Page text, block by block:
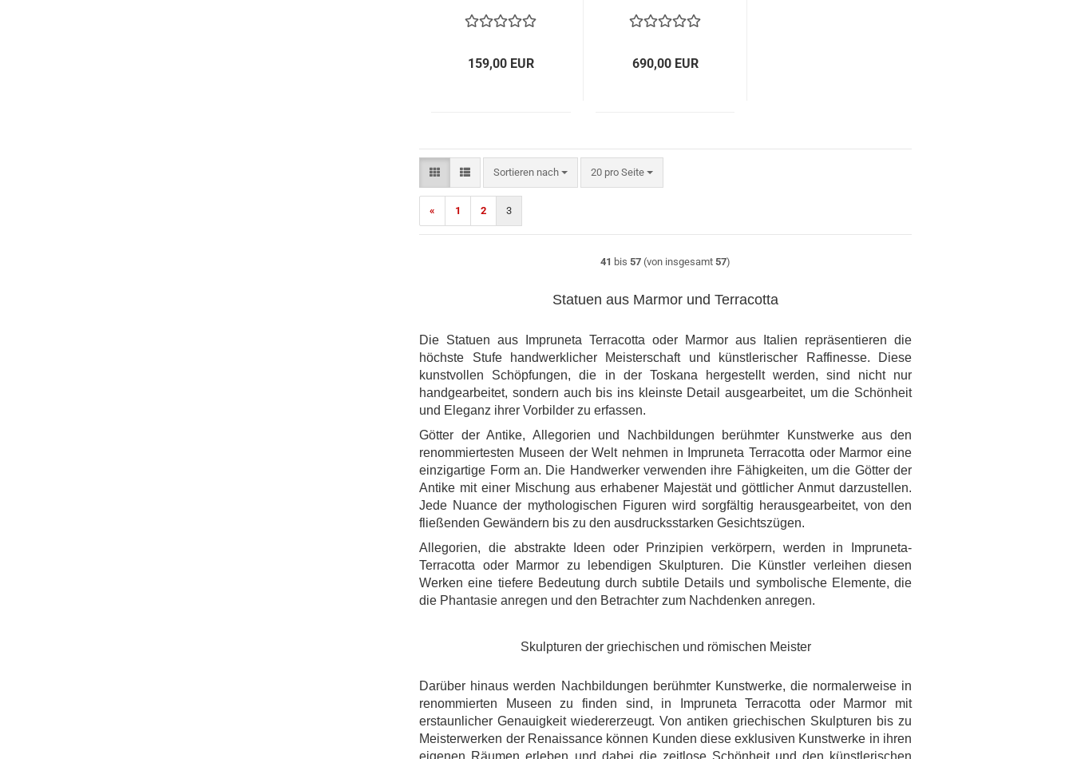
159,00 EUR 690,00 EUR
Sortieren nach
Sortieren nach 20 pro Seite
pro Seite
« 1 2 3
41 bis57 (von insgesamt57)
Statuen aus Marmor und Terracotta
Die Statuen aus Impruneta Terracotta oder Marmor aus Italien repräsentieren die
höchste Stufe handwerklicher Meisterschaft und künstlerischer Raffinesse. Diese
kunstvollen Schöpfungen, die in der Toskana hergestellt werden, sind nicht nur
handgearbeitet, sondern auch bis ins kleinste Detail ausgearbeitet, um die Schönheit
und Eleganz ihrer Vorbilder zu erfassen.
Götter der Antike, Allegorien und Nachbildungen berühmter Kunstwerke aus den
renommiertesten Museen der Welt nehmen in Impruneta Terracotta oder Marmor eine
einzigartige Form an. Die Handwerker verwenden ihre Fähigkeiten, um die Götter der
Antike mit einer Mischung aus erhabener Majestät und göttlicher Anmut darzustellen.
Jede Nuance der mythologischen Figuren wird sorgfältig herausgearbeitet, von den
fließenden Gewändern bis zu den ausdrucksstarken Gesichtszügen.
Allegorien, die abstrakte Ideen oder Prinzipien verkörpern, werden in Impruneta-
Terracotta oder Marmor zu lebendigen Skulpturen. Die Künstler verleihen diesen
Werken eine tiefere Bedeutung durch subtile Details und symbolische Elemente, die
die Phantasie anregen und den Betrachter zum Nachdenken anregen.
Skulpturen der griechischen und römischen Meister
Darüber hinaus werden Nachbildungen berühmter Kunstwerke, die normalerweise in
renommierten Museen zu finden sind, in Impruneta Terracotta oder Marmor mit
erstaunlicher Genauigkeit wiedererzeugt. Von antiken griechischen Skulpturen bis zu
Meisterwerken der Renaissance können Kunden diese exklusiven Kunstwerke in ihren
eigenen Räumen erleben und dabei die zeitlose Schönheit und den künstlerischen